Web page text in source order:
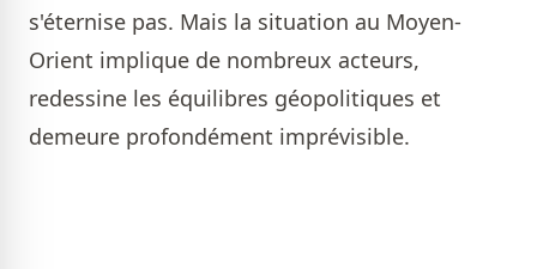
s'éternise pas. Mais la situation au Moyen-
Orient implique de nombreux acteurs,
redessine les équilibres géopolitiques et
demeure profondément imprévisible.